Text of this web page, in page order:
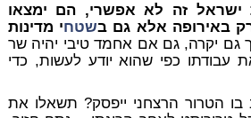
ישראל זה לא אפשרי, הם ימצאו
באירופה אלא גם בשטחי מדינות
גם יקרה, גם אם אחמד טיבי יהיה שר
עבודתו כפי שהוא יודע לעשות, כדי
בו הטרור הרצחני ייפסק? תשאלו את